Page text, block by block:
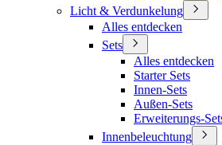
Licht & Verdunkelung
Alles entdecken
Sets
Alles entdecken
Starter Sets
Innen-Sets
Außen-Sets
Erweiterungs-
Innenbeleuchtung